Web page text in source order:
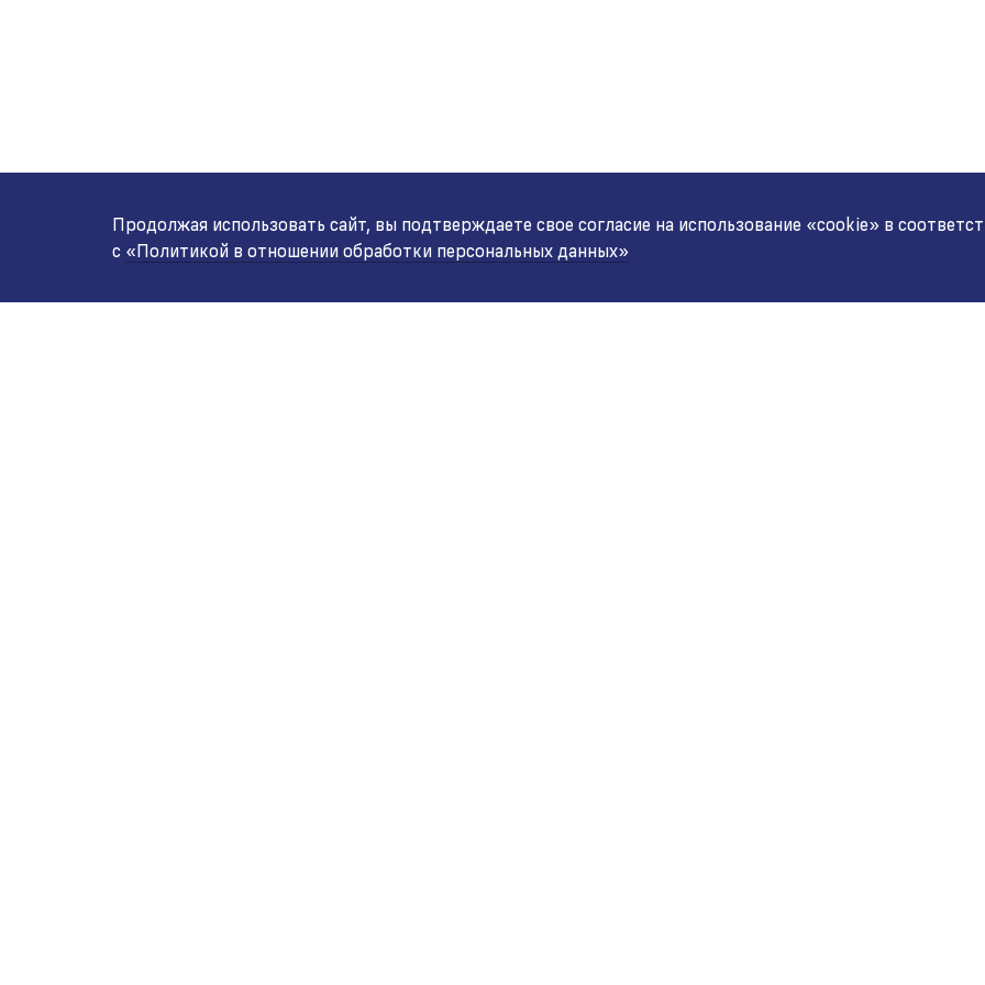
Продолжая использовать сайт, вы подтверждаете свое согласие на использование «cookie» в
с «Политикой в отношении обработки персональных данных»